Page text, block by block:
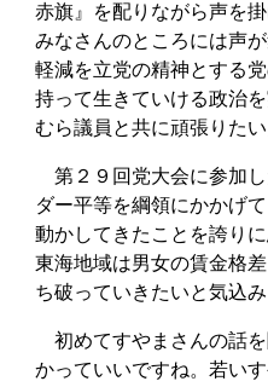
赤旗』を配りながら声を
みなさんのところには声
軽減を立党の精神とする
持って生きていける政治
むら議員と共に頑張りた
第２９回党大会に参加
ダー平等を綱領にかかげ
動かしてきたことを誇り
東海地域は男女の賃金格
ち破っていきたいと気込み
初めてすやまさんの話
かっていいですね。若い